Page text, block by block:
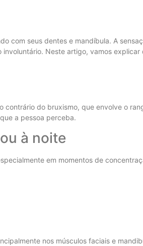
com seus dentes e mandíbula. A
Neste artigo, vamos explicar
contrário do bruxismo, que envolve o
a pessoa perceba.
à noite
em momentos de
nos músculos faciais e